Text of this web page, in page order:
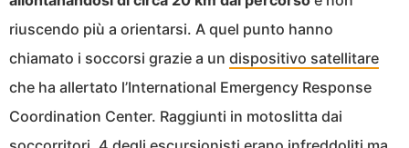
riuscendo più a orientarsi. A quel punto hanno
chiamato i soccorsi grazie a un dispositivo satellitare
che ha allertato l’International Emergency Response
Coordination Center. Raggiunti in motoslitta dai